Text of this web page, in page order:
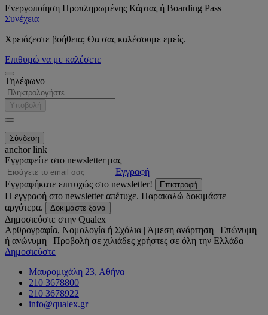
Ενεργοποίηση Προπληρωμένης Κάρτας ή Boarding Pass
Συνέχεια
Χρειάζεστε βοήθεια; Θα σας καλέσουμε εμείς.
Επιθυμώ να με καλέσετε
Τηλέφωνο
Υποβολή
anchor link
Εγγραφείτε στο newsletter μας
Εγγραφή
Εγγραφήκατε επιτυχώς στο newsletter!
Επιστροφή
Η εγγραφή στο newsletter απέτυχε. Παρακαλώ δοκιμάστε
αργότερα.
Δοκιμάστε ξανά
Δημοσιεύστε στην Qualex
Αρθρογραφία, Νομολογία ή Σχόλια | Άμεση ανάρτηση | Επώνυμη
ή ανώνυμη | Προβολή σε χιλιάδες χρήστες σε όλη την Ελλάδα
Δημοσιεύστε
Μαυρομιχάλη 23, Αθήνα
210 3678800
210 3678922
info@qualex.gr